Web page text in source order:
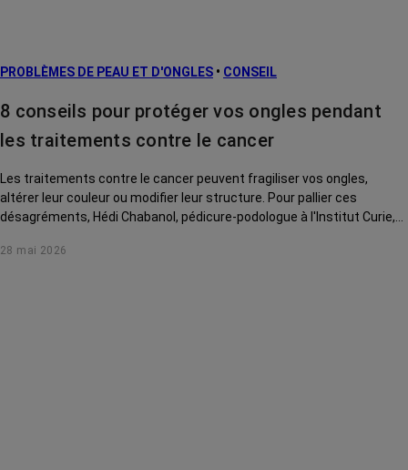
PROBLÈMES DE PEAU ET D'ONGLES • CONSEIL
8 conseils pour protéger vos ongles pendant
les traitements contre le cancer
Les traitements contre le cancer peuvent fragiliser vos ongles,
altérer leur couleur ou modifier leur structure. Pour pallier ces
désagréments, Hédi Chabanol, pédicure-podologue à l'Institut Curie,
28 mai 2026